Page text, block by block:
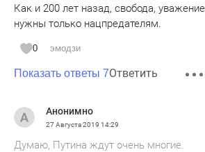
Как и 200 лет назад, свобода,
нужны только нацпредателям.
0 эмодзи
Показать ответы 7Ответить
Анонимно
27 Августа 2019 14:29
Думаю, Путина ждут очень многие.